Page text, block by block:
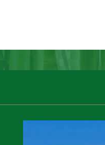
รบุคคล
ระเมินผลการปฏิบัติงานบุคลากร